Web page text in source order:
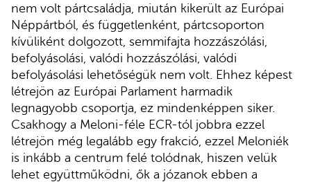
nem volt pártcsaládja, miután kikerült az Európai
Néppártból, és függetlenként, pártcsoporton
kívüliként dolgozott, semmifajta hozzászólási,
befolyásolási, valódi hozzászólási, valódi
befolyásolási lehetőségük nem volt. Ehhez képest
létrejön az Európai Parlament harmadik
legnagyobb csoportja, ez mindenképpen siker.
Csakhogy a Meloni-féle ECR-tól jobbra ezzel
létrejön még legalább egy frakció, ezzel Meloniék
is inkább a centrum felé tolódnak, hiszen velük
lehet együttműködni, ők a józanok ebben a